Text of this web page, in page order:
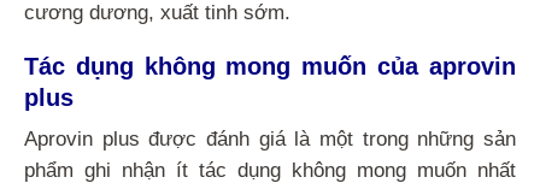
cương dương, xuất tinh sớm.
Tác dụng không mong muốn của aprovin
plus
Aprovin plus được đánh giá là một trong những sản
phẩm ghi nhận ít tác dụng không mong muốn nhất